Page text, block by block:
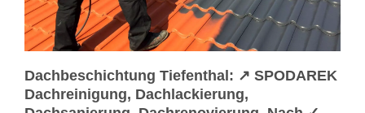
Dachbeschichtung Tiefenthal: ↗️ SPODAREK
Dachreinigung, Dachlackierung,